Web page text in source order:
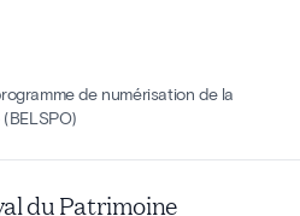
de numérisation de la
du Patrimoine